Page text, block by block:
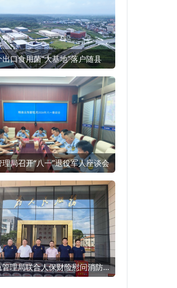
口食用菌“大基地”落户随县
局召开“八一”退役军人座谈会
广水市应急管理局联合人保财险慰问消防救援指战员